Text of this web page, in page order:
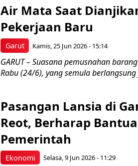
Garut
Air Mata Saat
Pekerjaan Baru
Kamis, 25 Jun 2026 - 15:14
GARUT – Suasana pemusnahan
Rabu (24/6), yang semula
Ekonomi
Pasangan Lansia di
Reot, Berharap
Pemerintah
Selasa, 9 Jun 2026 - 11:29